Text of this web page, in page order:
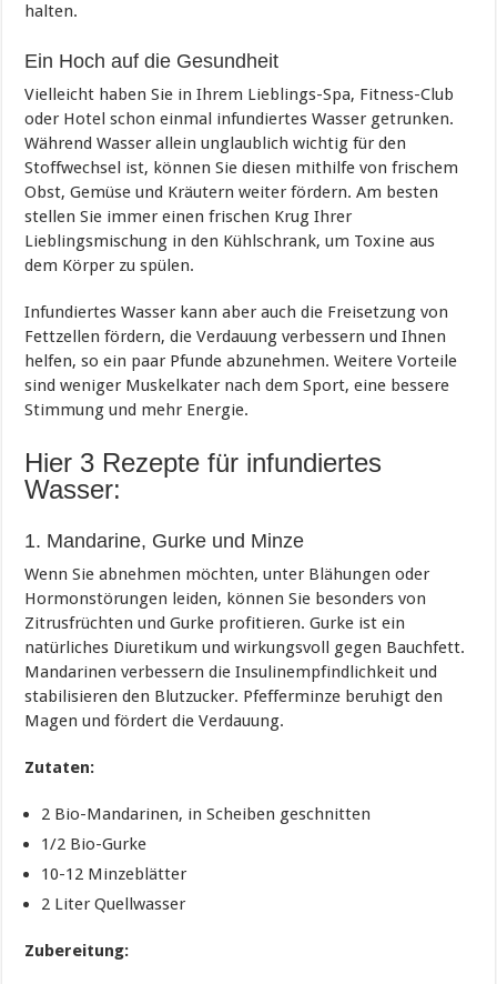
halten.
Ein Hoch auf die Gesundheit
Vielleicht haben Sie in Ihrem Lieblings-Spa, Fitness-Club
oder Hotel schon einmal infundiertes Wasser getrunken.
Während Wasser allein unglaublich wichtig für den
Stoffwechsel ist, können Sie diesen mithilfe von frischem
Obst, Gemüse und Kräutern weiter fördern. Am besten
stellen Sie immer einen frischen Krug Ihrer
Lieblingsmischung in den Kühlschrank, um Toxine aus
dem Körper zu spülen.
Infundiertes Wasser kann aber auch die Freisetzung von
Fettzellen fördern, die Verdauung verbessern und Ihnen
helfen, so ein paar Pfunde abzunehmen. Weitere Vorteile
sind weniger Muskelkater nach dem Sport, eine bessere
Stimmung und mehr Energie.
Hier 3 Rezepte für infundiertes
Wasser:
1. Mandarine, Gurke und Minze
Wenn Sie abnehmen möchten, unter Blähungen oder
Hormonstörungen leiden, können Sie besonders von
Zitrusfrüchten und Gurke profitieren. Gurke ist ein
natürliches Diuretikum und wirkungsvoll gegen Bauchfett.
Mandarinen verbessern die Insulinempfindlichkeit und
stabilisieren den Blutzucker. Pfefferminze beruhigt den
Magen und fördert die Verdauung.
Zutaten:
2 Bio-Mandarinen, in Scheiben geschnitten
1/2 Bio-Gurke
10-12 Minzeblätter
2 Liter Quellwasser
Zubereitung: